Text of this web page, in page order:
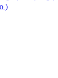
)